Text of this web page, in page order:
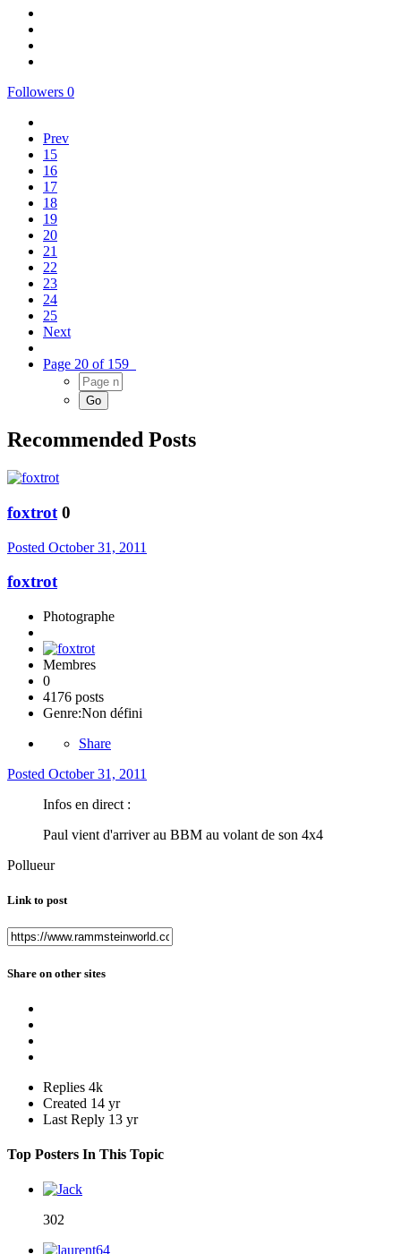
Followers 0
Prev
15
16
17
18
19
20
21
22
23
24
25
Next
Page 20 of 159
Recommended Posts
foxtrot 0
Posted October 31, 2011
foxtrot
Photographe
Membres
0
4176 posts
Genre:Non défini
Share
Posted October 31, 2011
Infos en direct :
Paul vient d'arriver au BBM au volant de son 4x4
Pollueur
Link to post
Share on other sites
Replies 4k
Created 14 yr
Last Reply 13 yr
Top Posters In This Topic
302